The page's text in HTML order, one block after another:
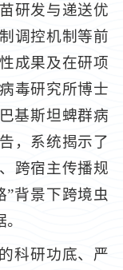
研发与递送优
调控机制等前
成果及在研项
毒研究所博士
基斯坦蜱群病
，系统揭示了
跨宿主传播规
”背景下跨境虫
科研功底、严